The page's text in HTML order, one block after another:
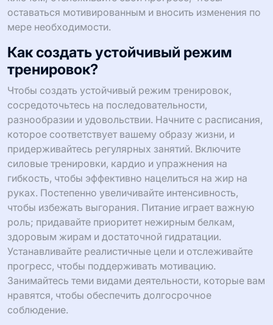
оставаться мотивированным и вносить изменения по
мере необходимости.
Как создать устойчивый режим
тренировок?
Чтобы создать устойчивый режим тренировок,
сосредоточьтесь на последовательности,
разнообразии и удовольствии. Начните с расписания,
которое соответствует вашему образу жизни, и
придерживайтесь регулярных занятий. Включите
силовые тренировки, кардио и упражнения на
гибкость, чтобы эффективно нацелиться на жир на
руках. Постепенно увеличивайте интенсивность,
чтобы избежать выгорания. Питание играет важную
роль; придавайте приоритет нежирным белкам,
здоровым жирам и достаточной гидратации.
Устанавливайте реалистичные цели и отслеживайте
прогресс, чтобы поддерживать мотивацию.
Занимайтесь теми видами деятельности, которые вам
нравятся, чтобы обеспечить долгосрочное
соблюдение.